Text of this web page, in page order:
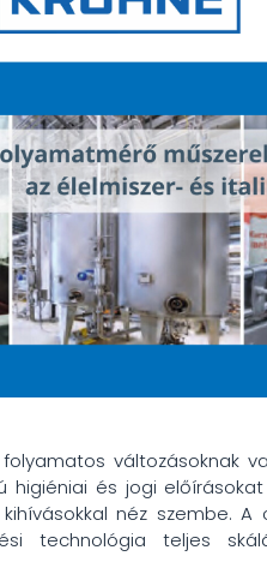
változásoknak
higiéniai és jogi
néz szembe.
technológia teljes